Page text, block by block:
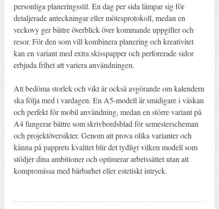
personliga planeringsstil. En dag per sida lämpar sig för
detaljerade anteckningar eller mötesprotokoll, medan en
veckovy ger bättre överblick över kommande uppgifter och
resor. För den som vill kombinera planering och kreativitet
kan en variant med extra skisspapper och perforerade sidor
erbjuda frihet att variera användningen.
Att bedöma storlek och vikt är också avgörande om kalendern
ska följa med i vardagen. En A5-modell är smidigare i väskan
och perfekt för mobil användning, medan en större variant på
A4 fungerar bättre som skrivbordsblad för semesterscheman
och projektöversikter. Genom att prova olika varianter och
känna på papprets kvalitet blir det tydligt vilken modell som
stödjer dina ambitioner och optimerar arbetssättet utan att
kompromissa med bärbarhet eller estetiskt intryck.